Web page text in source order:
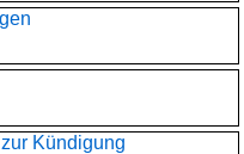
Kündigung